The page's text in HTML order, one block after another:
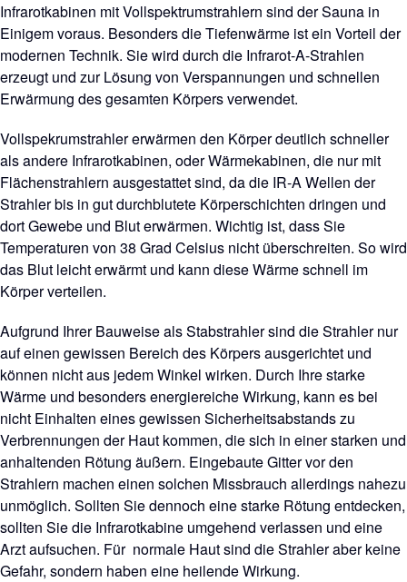
Infrarotkabinen mit Vollspektrumstrahlern sind der Sauna in
Einigem voraus. Besonders die Tiefenwärme ist ein Vorteil der
modernen Technik. Sie wird durch die Infrarot-A-Strahlen
erzeugt und zur Lösung von Verspannungen und schnellen
Erwärmung des gesamten Körpers verwendet.
Vollspekrumstrahler erwärmen den Körper deutlich schneller
als andere Infrarotkabinen, oder Wärmekabinen, die nur mit
Flächenstrahlern ausgestattet sind, da die IR-A Wellen der
Strahler bis in gut durchblutete Körperschichten dringen und
dort Gewebe und Blut erwärmen. Wichtig ist, dass Sie
Temperaturen von 38 Grad Celsius nicht überschreiten. So wird
das Blut leicht erwärmt und kann diese Wärme schnell im
Körper verteilen.
Aufgrund Ihrer Bauweise als Stabstrahler sind die Strahler nur
auf einen gewissen Bereich des Körpers ausgerichtet und
können nicht aus jedem Winkel wirken. Durch Ihre starke
Wärme und besonders energiereiche Wirkung, kann es bei
nicht Einhalten eines gewissen Sicherheitsabstands zu
Verbrennungen der Haut kommen, die sich in einer starken und
anhaltenden Rötung äußern. Eingebaute Gitter vor den
Strahlern machen einen solchen Missbrauch allerdings nahezu
unmöglich. Sollten Sie dennoch eine starke Rötung entdecken,
sollten Sie die Infrarotkabine umgehend verlassen und eine
Arzt aufsuchen. Für normale Haut sind die Strahler aber keine
Gefahr, sondern haben eine heilende Wirkung.